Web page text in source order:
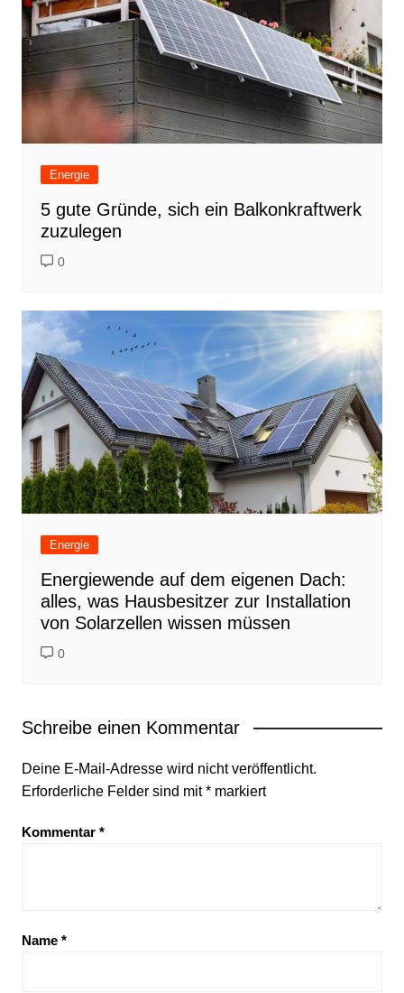
Energie
5 gute Gründe, sich ein Balkonkraftwerk
zuzulegen
0
Energie
Energiewende auf dem eigenen Dach:
alles, was Hausbesitzer zur Installation
von Solarzellen wissen müssen
0
Schreibe einen Kommentar
Deine E-Mail-Adresse wird nicht veröffentlicht.
Erforderliche Felder sind mit*markiert
Kommentar *
Name *